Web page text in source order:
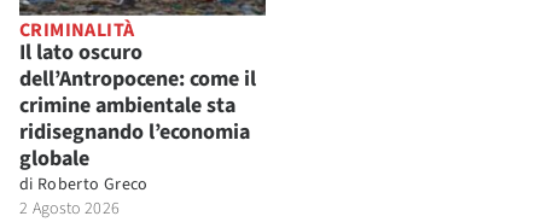
CRIMINALITÀ
Il lato oscuro
dell’Antropocene: come il
crimine ambientale sta
ridisegnando l’economia
globale
di Roberto Greco
2 Agosto 2026